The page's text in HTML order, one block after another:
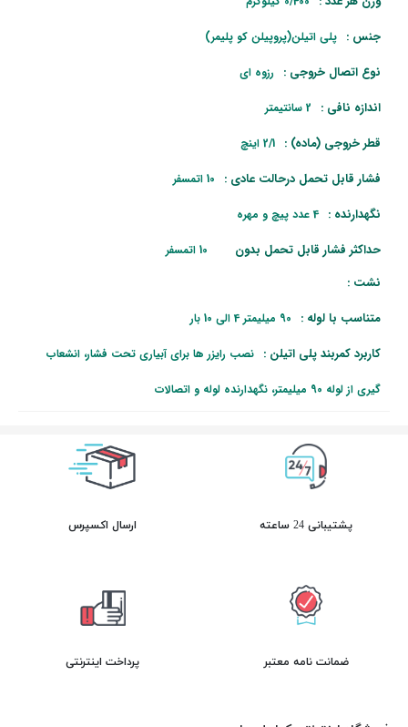
جنس : پلی اتیلن(پروپیلن کو پلیمر)
نوع اتصال خروجی : رزوه ای
اندازه نافی : 2 سانتیمتر
قطر خروجی (ماده) : 2/1 اینچ
فشار قابل تحمل درحالت عادی : 10 اتمسفر
نگهدارنده : 4 عدد پیچ و مهره
حداکثر فشار قابل تحمل بدون
نشت :
10 اتمسفر
متناسب با لوله : 90 میلیمتر 4 الی 10 بار
کاربرد کمربند پلی اتیلن : نصب رایزر ها برای آبیاری تحت فشار، انشعاب
گیری از لوله 90 میلیمتر، نگهدارنده لوله و اتصالات
پشتیبانی 24 ساعته ارسال اکسپرس
ضمانت نامه معتبر پرداخت اینترنتی